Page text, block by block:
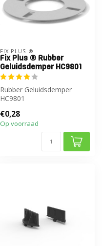
FIX PLUS ®
Fix Plus ® Rubber
Geluidsdemper HC9801
Rubber Geluidsdemper
HC9801
€0,28
Op voorraad